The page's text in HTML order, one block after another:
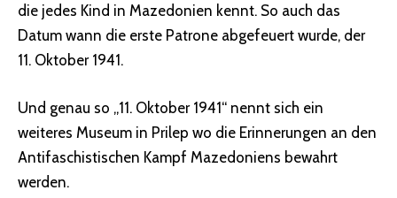
die jedes Kind in Mazedonien kennt. So auch das
Datum wann die erste Patrone abgefeuert wurde, der
11. Oktober 1941.
Und genau so „11. Oktober 1941“ nennt sich ein
weiteres Museum in Prilep wo die Erinnerungen an den
Antifaschistischen Kampf Mazedoniens bewahrt
werden.